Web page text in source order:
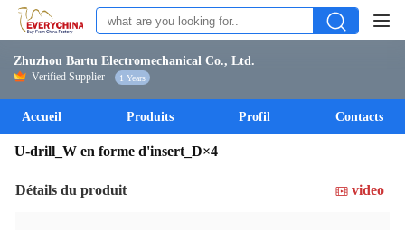
Zhuzhou Bartu Electromechanical Co., Ltd.
Verified Supplier 1 Years
Accueil Produits Profil Contacts
U-drill_W en forme d'insert_D×4
Détails du produit video